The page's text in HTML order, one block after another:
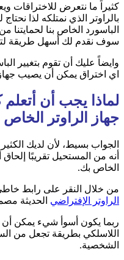
كثيراً ما نتعرض للاختراقات
بالراوتر الذي نمتلكه لذا
الباسورد الخاص بنا لحمايتنا
سوف نقدم لك أسهل طريقة
وايضاً عليك أن تقوم بتغيير
اي اختراق يمكن أن يصيب
لماذا يجب أن أتعلم
جهاز الراوتر
الجواب بسيط، لأن لديك
أنه من المستحيل تقريبًا إلحاق
الخاص بك.
من خلال النقر على رابط
الراوتر الإفتراضي الحديثة
ربما يكون أسوأ شيء يمكن أن
اللاسلكي بطريقة تجعل من
الشخصية.